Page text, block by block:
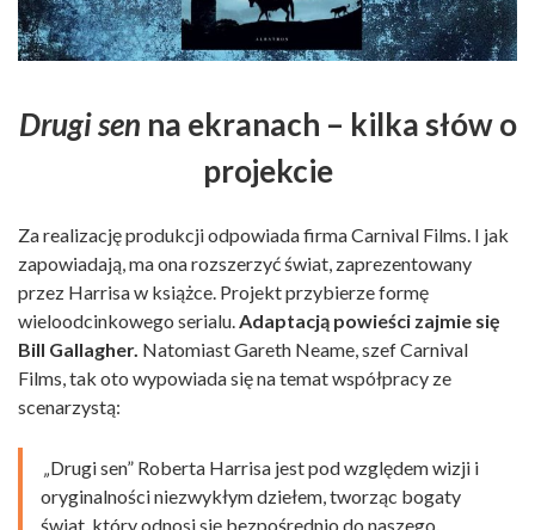
Drugi sen na ekranach – kilka słów o
projekcie
Za realizację produkcji odpowiada firma Carnival Films. I jak
zapowiadają, ma ona rozszerzyć świat, zaprezentowany
przez Harrisa w książce. Projekt przybierze formę
wieloodcinkowego serialu.Adaptacją powieści zajmie się
Bill Gallagher. Natomiast Gareth Neame, szef Carnival
Films, tak oto wypowiada się na temat współpracy ze
scenarzystą:
„Drugi sen” Roberta Harrisa jest pod względem wizji i
oryginalności niezwykłym dziełem, tworząc bogaty
świat, który odnosi się bezpośrednio do naszego.